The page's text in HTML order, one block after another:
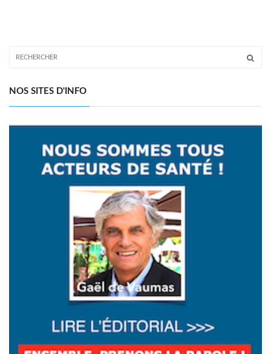
NOS SITES D'INFO